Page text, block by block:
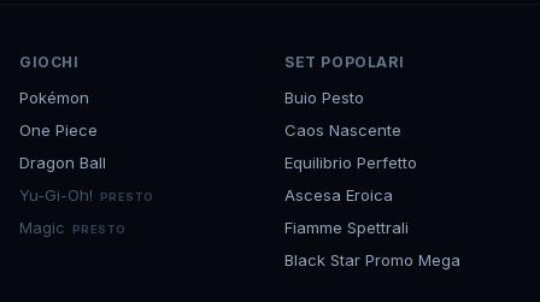
GIOCHI
Pokémon
One Piece
Dragon Ball
Yu-Gi-Oh!
PRESTO
Magic PRESTO
SET POPOLARI
Buio Pesto
Caos Nascente
Equilibrio Perfetto
Ascesa Eroica
Fiamme Spettrali
Black Star Promo Mega